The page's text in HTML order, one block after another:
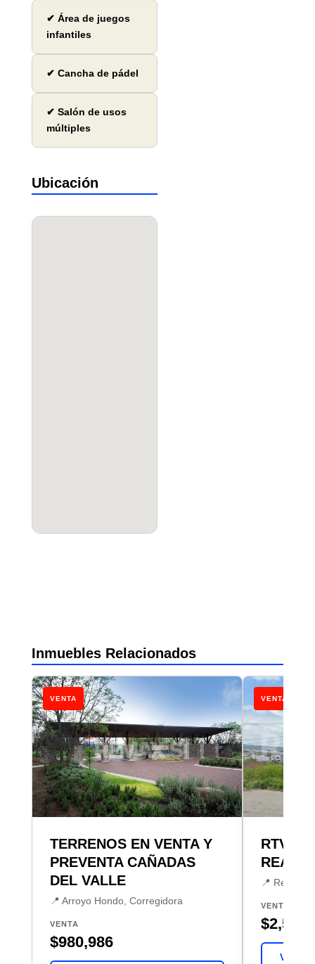
✔ Área de juegos
infantiles
✔ Cancha de pádel
✔ Salón de usos
múltiples
Ubicación
Inmuebles Relacionados
VENTA
TERRENOS EN VENTA Y
PREVENTA CAÑADAS
DEL VALLE
📍 Arroyo Hondo, Corregidora
VENTA
$980,986
VENTA
RTV
REAL
📍 Real de
VENTA
VER